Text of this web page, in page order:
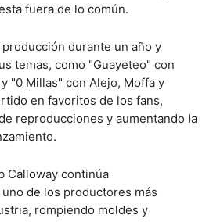
fuera de lo común.
durante un año y
temas, como "Guayeteo" con
"0 Millas" con Alejo, Moffa y
en favoritos de los fans,
reproducciones y aumentando la
Calloway continúa
de los productores más
rompiendo moldes y